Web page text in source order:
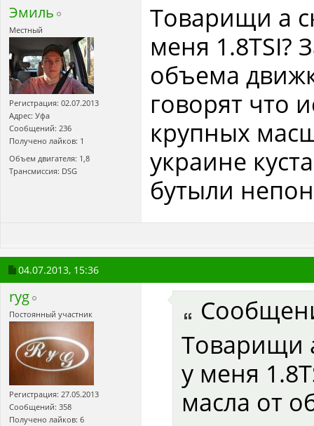
Эмиль
Местный
Регистрация: 02.07.2013
Адрес: Уфа
Сообщений: 236
Получено лайков: 1
Объем двигателя: 1,8
Трансмиссия: DSG
Товарищи а
меня 1.8TSI?
объема
говорят что
крупных
украине
бутыли
04.07.2013, 15:36
ryg
Постоянный участник
Регистрация: 27.05.2013
Сообщений: 358
Получено лайков: 6
Товарищи
у меня
масла от